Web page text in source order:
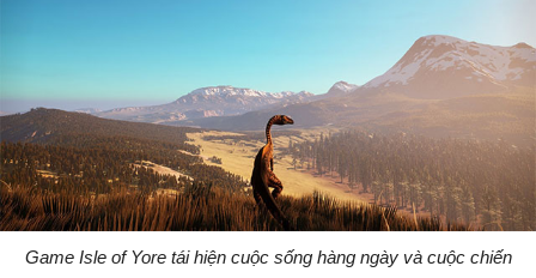
Game Isle of Yore tái hiện cuộc sống hàng ngày và cuộc chiến